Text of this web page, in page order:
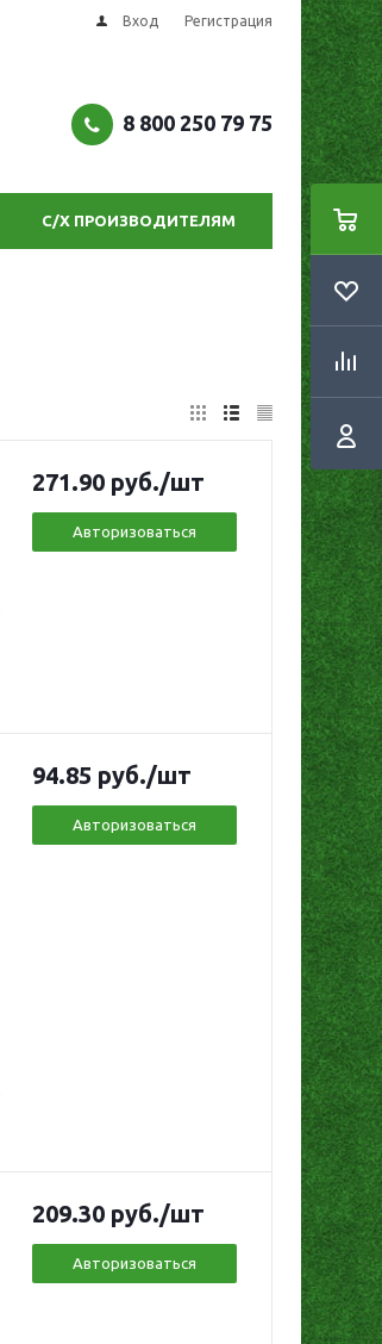
Вход Регистрация
8 800 250 79 75
С/Х ПРОИЗВОДИТЕЛЯМ
271.90 руб./шт
Авторизоваться
94.85 руб./шт
Авторизоваться
209.30 руб./шт
Авторизоваться